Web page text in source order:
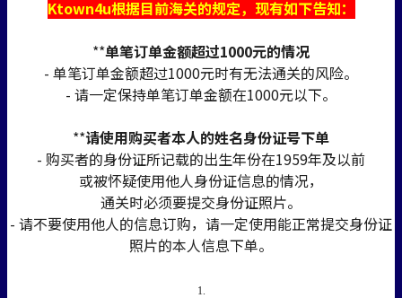
Ktown4u根据目前海关的规定，现有如下告知：
**单笔订单金额超过1000元的情况
- 单笔订单金额超过1000元时有无法通关的风险。
- 请一定保持单笔订单金额在1000元以下。
**请使用购买者本人的姓名身份证号下单
- 购买者的身份证所记载的出生年份在1959年及以前
或被怀疑使用他人身份证信息的情况，
通关时必须要提交身份证照片。
- 请不要使用他人的信息订购，请一定使用能正常提交身份证
照片的本人信息下单。
1.